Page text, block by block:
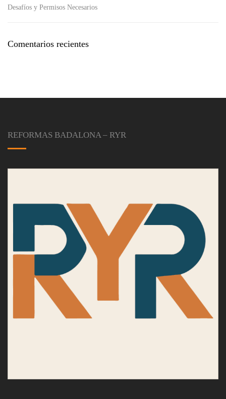
Desafíos y Permisos Necesarios
Comentarios recientes
REFORMAS BADALONA – RYR